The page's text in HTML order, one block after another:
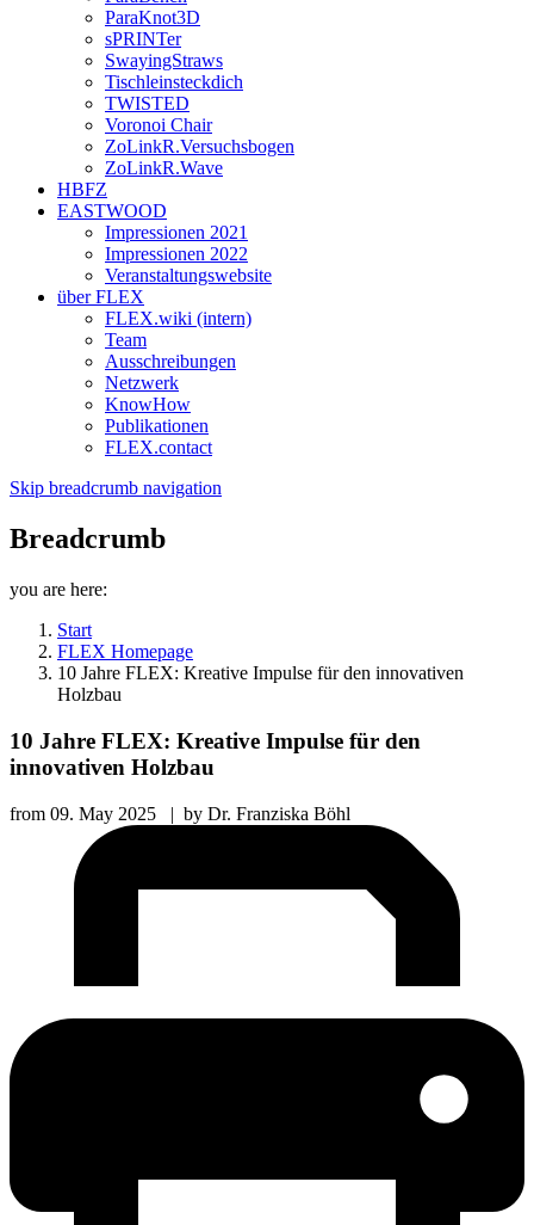
ParaKnot3D
sPRINTer
SwayingStraws
Tischleinsteckdich
TWISTED
Voronoi Chair
ZoLinkR.Versuchsbogen
ZoLinkR.Wave
HBFZ
EASTWOOD
Impressionen 2021
Impressionen 2022
Veranstaltungswebsite
über FLEX
FLEX.wiki (intern)
Team
Ausschreibungen
Netzwerk
KnowHow
Publikationen
FLEX.contact
Skip breadcrumb navigation
Breadcrumb
you are here:
Start
FLEX Homepage
10 Jahre FLEX: Kreative Impulse für den innovativen
Holzbau
10 Jahre FLEX: Kreative Impulse für den
innovativen Holzbau
from 09. May 2025 | by Dr. Franziska Böhl